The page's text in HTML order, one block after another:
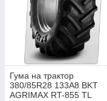
Гума на трактор
380/85R28 133A8 BKT
AGRIMAX RT-855 TL